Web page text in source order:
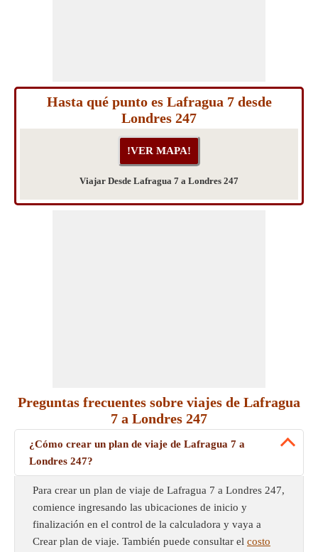
Hasta qué punto es Lafragua 7 desde
Londres 247
Viajar Desde Lafragua 7 a Londres 247
Preguntas frecuentes sobre viajes de Lafragua
7 a Londres 247
¿Cómo crear un plan de viaje de Lafragua 7 a
Londres 247?
Para crear un plan de viaje de Lafragua 7 a Londres 247,
comience ingresando las ubicaciones de inicio y
finalización en el control de la calculadora y vaya a
Crear plan de viaje. También puede consultar el costo